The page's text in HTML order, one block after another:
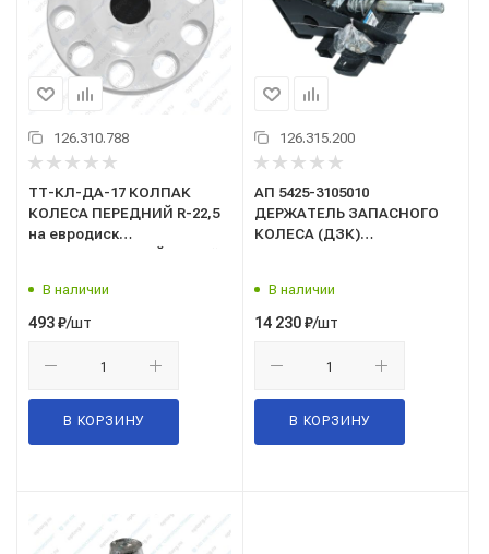
126.310.788
ТТ-КЛ-ДА-17 КОЛПАК
КОЛЕСА ПЕРЕДНИЙ R-22,5
на евродиск
В наличии
493₽/шт
В КОРЗИНУ
126.315.200
АП 5425-3105010
ДЕРЖАТЕЛЬ ЗАПАСНОГО
КОЛЕСА (ДЗК)
В наличии
14 230₽/шт
В КОРЗИНУ